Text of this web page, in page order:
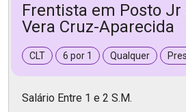
Frentista em Posto Jr
Vera Cruz-Aparecida
CLT 6 por 1 Qualquer
Salário Entre 1 e 2 S.M.